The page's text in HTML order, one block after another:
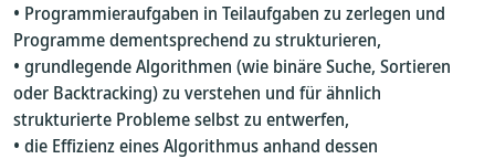
• Programmieraufgaben in Teilaufgaben zu zerlegen und
Programme dementsprechend zu strukturieren,
• grundlegende Algorithmen (wie binäre Suche, Sortieren
oder Backtracking) zu verstehen und für ähnlich
strukturierte Probleme selbst zu entwerfen,
• die Effizienz eines Algorithmus anhand dessen